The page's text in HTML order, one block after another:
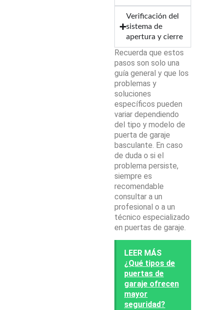
Verificación del
sistema de
apertura y cierre
Recuerda que estos
pasos son solo una
guía general y que los
problemas y
soluciones
específicos pueden
variar dependiendo
del tipo y modelo de
puerta de garaje
basculante. En caso
de duda o si el
problema persiste,
siempre es
recomendable
consultar a un
profesional o a un
técnico especializado
en puertas de garaje.
LEER MÁS
¿Qué tipos de
puertas de
garaje ofrecen
mayor
seguridad?